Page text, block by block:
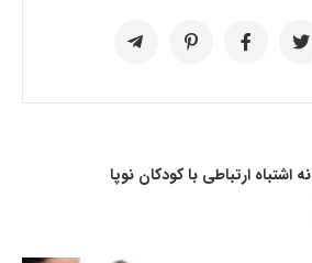
نه اشتباه ارتباطی با کودکان نوپا